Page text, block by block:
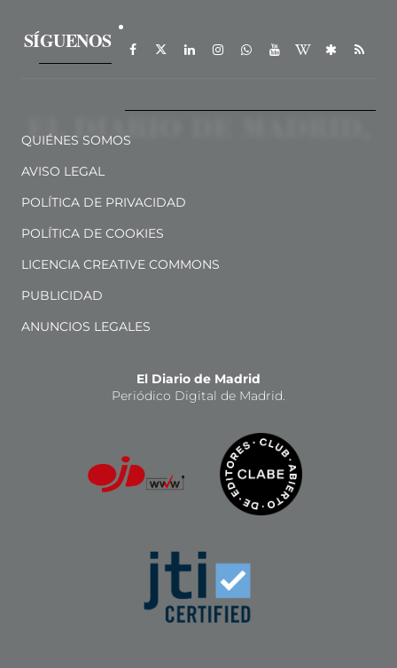
SÍGUENOS
QUIÉNES SOMOS
AVISO LEGAL
POLÍTICA DE PRIVACIDAD
POLÍTICA DE COOKIES
LICENCIA CREATIVE COMMONS
PUBLICIDAD
ANUNCIOS LEGALES
El Diario de Madrid
Periódico Digital de Madrid.